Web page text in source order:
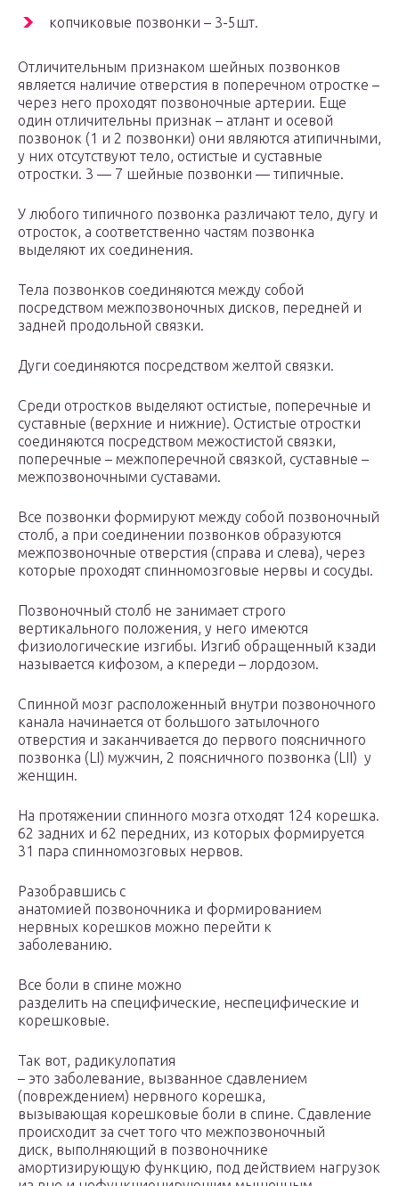
копчиковые позвонки – 3-5шт.
Отличительным признаком шейных позвонков
является наличие отверстия в поперечном отростке –
через него проходят позвоночные артерии. Еще
один отличительны признак – атлант и осевой
позвонок (1 и 2 позвонки) они являются атипичными,
у них отсутствуют тело, остистые и суставные
отростки. 3 — 7 шейные позвонки — типичные.
У любого типичного позвонка различают тело, дугу и
отросток, а соответственно частям позвонка
выделяют их соединения.
Тела позвонков соединяются между собой
посредством межпозвоночных дисков, передней и
задней продольной связки.
Дуги соединяются посредством желтой связки.
Среди отростков выделяют остистые, поперечные и
суставные (верхние и нижние). Остистые отростки
соединяются посредством межостистой связки,
поперечные – межпоперечной связкой, суставные –
межпозвоночными суставами.
Все позвонки формируют между собой позвоночный
столб, а при соединении позвонков образуются
межпозвоночные отверстия (справа и слева), через
которые проходят спинномозговые нервы и сосуды.
Позвоночный столб не занимает строго
вертикального положения, у него имеются
физиологические изгибы. Изгиб обращенный кзади
называется кифозом, а кпереди – лордозом.
Спинной мозг расположенный внутри позвоночного
канала начинается от большого затылочного
отверстия и заканчивается до первого поясничного
позвонка (L I) мужчин, 2 поясничного позвонка (L II) у
женщин.
На протяжении спинного мозга отходят 124 корешка.
62 задних и 62 передних, из которых формируется
31 пара спинномозговых нервов.
Разобравшись с
анатомией позвоночника и формированием
нервных корешков можно перейти к
заболеванию.
Все боли в спине можно
разделить на специфические, неспецифические и
корешковые.
Так вот, радикулопатия
– это заболевание, вызванное сдавлением
(повреждением) нервного корешка,
вызывающая корешковые боли в спине. Сдавление
происходит за счет того что межпозвоночный
диск, выполняющий в позвоночнике
амортизирующую функцию, под действием нагрузок